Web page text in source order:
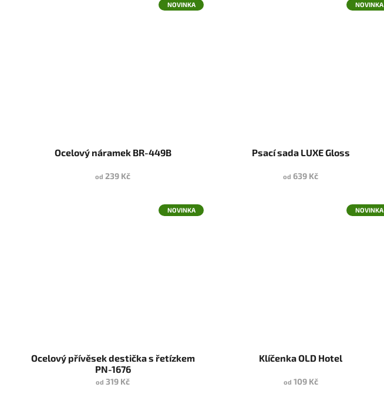
NOVINKA
Ocelový náramek BR-449B
od 239 Kč
NOVINKA
Psací sada LUXE Gloss
od 639 Kč
NOVINKA
Ocelový přívěsek destička s řetízkem
PN-1676
od 319 Kč
NOVINKA
Klíčenka OLD Hotel
od 109 Kč